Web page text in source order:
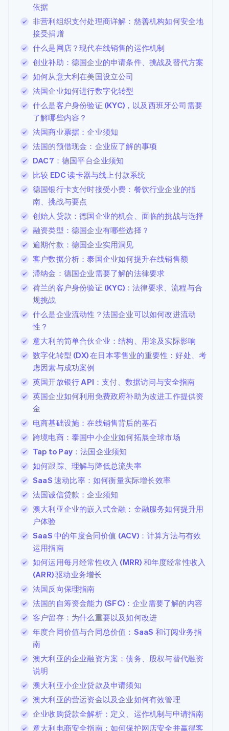
依据
非营利组织支付处理商详解：慈善机构如何安全地
接受捐赠
什么是网店？现代在线销售的运作机制
创业补助：德国企业的申请条件、挑战及替代方案
如何从意大利在美国设立公司
法国企业如何进行数字化转型
什么是客户身份验证 (KYC)，以及西班牙公司需要
了解哪些内容？
法国商业票据：企业须知
法国的预借现金：企业应了解的事项
DAC7：德国平台企业须知
比较 EDC 读卡器与线上付款系统
德国银行卡支付时接受小费：餐饮行业企业的指
南、挑战与要点
创始人贷款：德国企业的机会、面临的挑战与选择
融资类型：德国企业有哪些选择？
逾期付款：德国企业实用洞见
客户数据分析：泰国企业如何提升在线销售额
滞纳金：德国企业需要了解的法律要求
荷兰的客户身份验证 (KYC)：法律要求、流程与合
规挑战
什么是企业流动性？法国企业可以如何改进流动
性？
意大利的简单合伙企业：结构、用途及实际影响
数字化转型 (DX) 在日本零售业的重要性：好处、考
虑因素与成功案例
英国开放银行 API：支付、数据访问与安全指南
英国企业如何利用免费政府补助为改进工作提供资
金
电商基础设施：在线销售背后的基石
跨境电商：泰国中小企业如何拓展全球市场
Tap to Pay：法国企业须知
如何跟踪、理解与降低总流失率
SaaS 速动比率：如何衡量实际增长效率
法国诚信贷款：企业须知
澳大利亚企业的嵌入式金融：金融服务如何提升用
户体验
SaaS 中的年度合同价值 (ACV)：计算方法与有效
运用指南
如何运用每月经常性收入 (MRR) 和年度经常性收入
(ARR) 驱动业务增长
法国反向保理指南
法国的自筹资金能力 (SFC)：企业需要了解的内容
客户留存：为什么重要以及如何改进
年度合同价值与合同总价值：SaaS 和订阅业务指
南
澳大利亚的企业融资方案：债务、股权与替代融资
说明
澳大利亚小企业贷款及申请须知
澳大利亚的营运资金以及企业如何有效管理
企业收购贷款全解析：定义、运作机制与申请指南
意大利电商安全指南：如何保护网店安全并赢得客